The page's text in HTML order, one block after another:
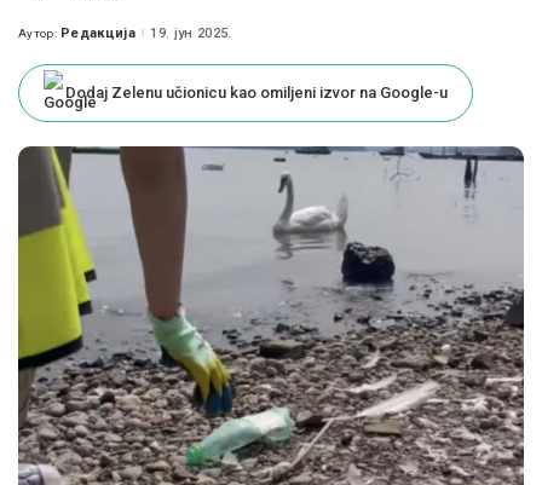
Posted
Аутор: Редакција 19. јун 2025.
Dodaj Zelenu učionicu kao omiljeni izvor na Google-u